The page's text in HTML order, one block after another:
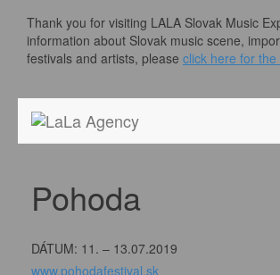
Thank you for visiting LALA Slovak Music
information about Slovak music scene,
festivals and artists, please click here for
Pohoda
DÁTUM: 11. – 13.07.2019
www.pohodafestival.sk